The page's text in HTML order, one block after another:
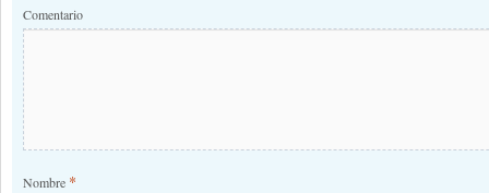
Comentario
Nombre *